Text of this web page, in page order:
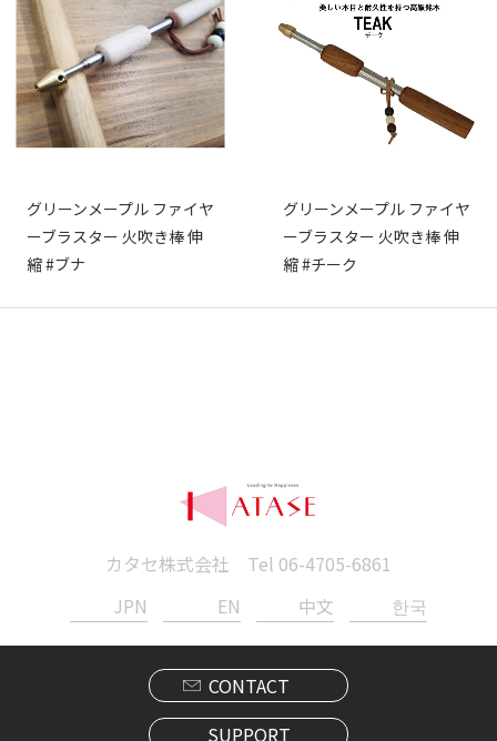
グリーンメープル ファイヤ
ーブラスター 火吹き棒 伸
縮 #ブナ
グリーンメープル ファイヤ
ーブラスター 火吹き棒 伸
縮 #チーク
カタセ株式会社 Tel 06-4705-6861
JPN
EN 中文 한국
CONTACT
SUPPORT